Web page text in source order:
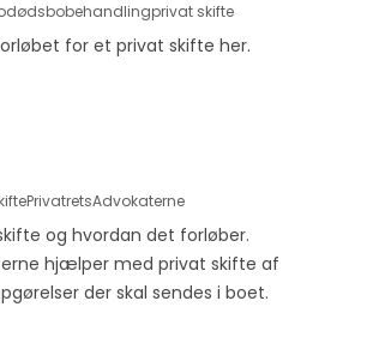
dødsbobehandlingprivat skifte
for et privat skifte her.
PrivatretsAdvokaterne
og hvordan det forløber.
hjælper med privat skifte af
der skal sendes i boet.